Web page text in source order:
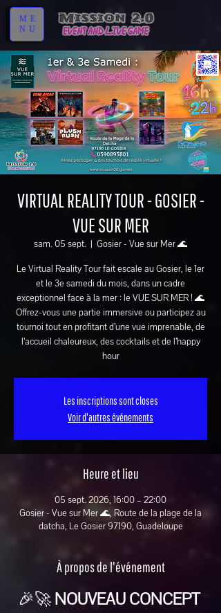
ME
NU
VIRTUAL REALITY TOUR - GOSIER -
VUE SUR MER
sam. 05 sept.
  |
Gosier - Vue sur Mer 🌊
Le Virtual Reality Tour fait escale au Gosier, le 1er
et le 3e samedi du mois, dans un cadre
exceptionnel face à la mer : le VUE SUR MER ! 🌊
Offrez-vous une partie immersive ou participez au
tournoi tout en profitant d’une vue imprenable, de
l’accueil chaleureux, des cocktails et de l’happy
hour
Les inscriptions sont closes
Voir d'autres événements
Heure et lieu
05 sept. 2026, 16:00 – 22:00
Gosier - Vue sur Mer 🌊, Route de la plage de la
datcha, Le Gosier 97190, Guadeloupe
À propos de l'événement
🎉🚀 NOUVEAU CONCEPT